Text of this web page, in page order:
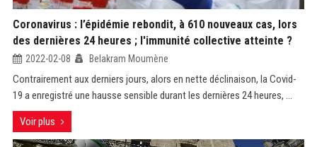
Coronavirus : l’épidémie rebondit, à 610 nouveaux cas, lors
des dernières 24 heures ; l'immunité collective atteinte ?
2022-02-08 Belakram Moumène
Contrairement aux derniers jours, alors en nette déclinaison, la Covid-
19 a enregistré une hausse sensible durant les dernières 24 heures, ...
Voir plus